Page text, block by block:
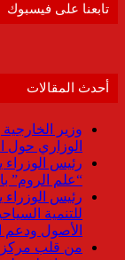
تابعنا على فيسبوك
أحدث المقالات
وزير
الوزاري
رئيس
“علم الروم”
رئيس الوزراء
للتنمية
الأصول ودعم